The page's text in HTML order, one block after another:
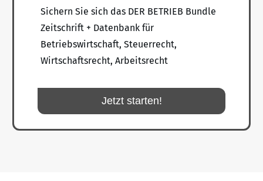
Sichern Sie sich das DER BETRIEB Bundle
Zeitschrift + Datenbank für
Betriebswirtschaft, Steuerrecht,
Wirtschaftsrecht, Arbeitsrecht
Jetzt starten!